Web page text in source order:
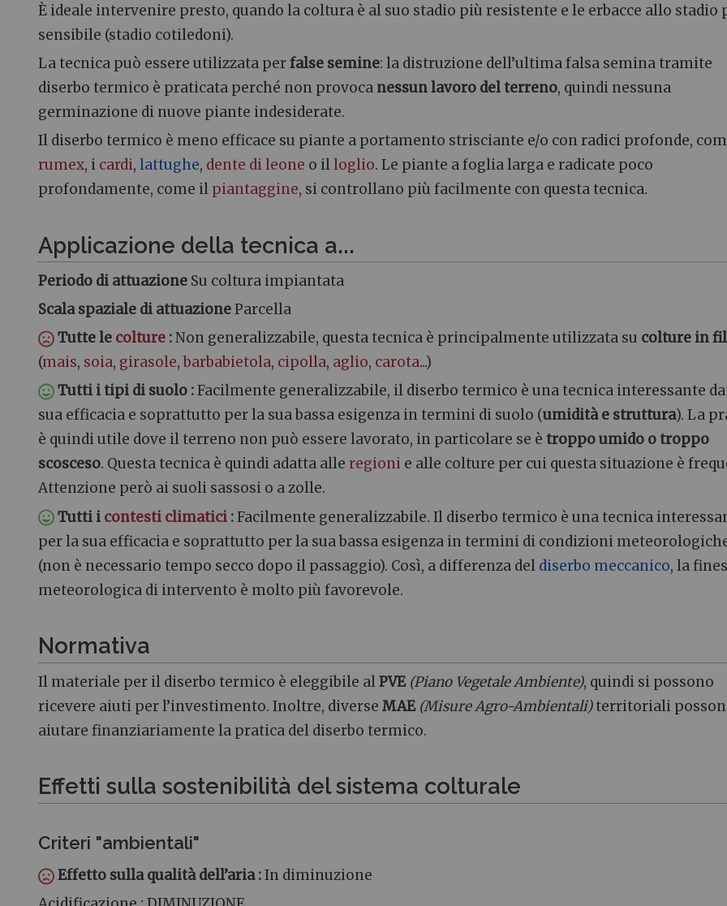
È ideale intervenire presto, quando la coltura è al suo stadio più resistente e le erbacce allo stadio
sensibile (stadio cotiledoni).
La tecnica può essere utilizzata perfalse semine: la distruzione dell’ultima falsa semina tramite
diserbo termico è praticata perché non provoca nessun lavoro del terreno, quindi nessuna
germinazione di nuove piante indesiderate.
Il diserbo termico è meno efficace su piante a portamento strisciante e/o con radici profonde,
rumex, i cardi, lattughe, dente di leone o illoglio. Le piante a foglia larga e radicate poco
profondamente, come il piantaggine, si controllano più facilmente con questa tecnica.
Applicazione della tecnica a...
Periodo di attuazione Su coltura impiantata
Scala spaziale di attuazioneParcella
Tutte le colture :Non generalizzabile, questa tecnica è principalmente utilizzata su colture in
(mais, soia, girasole,barbabietola, cipolla, aglio, carota...)
Tutti i tipi di suolo :Facilmente generalizzabile, il diserbo termico è una tecnica interessante
sua efficacia e soprattutto per la sua bassa esigenza in termini di suolo (umidità e struttura). La
è quindi utile dove il terreno non può essere lavorato, in particolare se è troppo umido o troppo
scosceso. Questa tecnica è quindi adatta alle regioni e alle colture per cui questa situazione è
Attenzione però ai suoli sassosi o a zolle.
Tutti i contesti climatici :Facilmente generalizzabile. Il diserbo termico è una tecnica
per la sua efficacia e soprattutto per la sua bassa esigenza in termini di condizioni
(non è necessario tempo secco dopo il passaggio). Così, a differenza del diserbo meccanico, la
meteorologica di intervento è molto più favorevole.
Normativa
Il materiale per il diserbo termico è eleggibile alPVE (Piano Vegetale Ambiente), quindi si possono
ricevere aiuti per l’investimento. Inoltre, diverse MAE (Misure Agro-Ambientali)territoriali
aiutare finanziariamente la pratica del diserbo termico.
Effetti sulla sostenibilità del sistema colturale
Criteri "ambientali"
Effetto sulla qualità dell’aria :In diminuzione